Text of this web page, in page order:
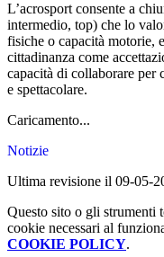
L’acrosport consente a
intermedio, top) che lo
fisiche o capacità motorie,
cittadinanza come
capacità di collaborare per
e spettacolare.
Caricamento...
Notizie
Ultima revisione il 09-05-
Questo sito o gli strumenti
cookie necessari al
COOKIE POLICY.